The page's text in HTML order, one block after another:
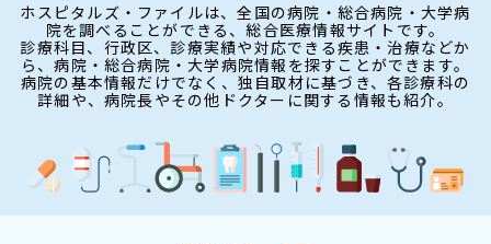
ホスピタルズ・ファイルは、全国の病院・総合病院・大学病
院を調べることができる、総合医療情報サイトです。
診療科目、行政区、診療実績や対応できる疾患・治療などか
ら、病院・総合病院・大学病院情報を探すことができます。
病院の基本情報だけでなく、独自取材に基づき、各診療科の
詳細や、病院長やその他ドクターに関する情報も紹介。